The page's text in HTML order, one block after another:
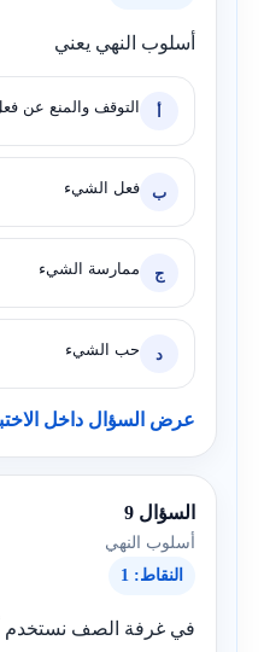
أسلوب النهي يعني
أ التوقف والمنع عن
ب فعل الشيء
ج ممارسة الشيء
د حب الشيء
عرض السؤال داخل
السؤال 9
أسلوب النهي
النقاط: 1
في غرفة الصف نستخدم